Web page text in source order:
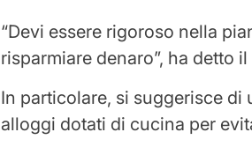
“Devi essere rigoroso nella
risparmiare denaro”, ha detto
In particolare, si suggerisce
alloggi dotati di cucina per